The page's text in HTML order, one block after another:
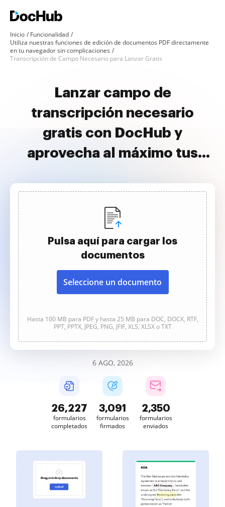
Inicio
Funcionalidad
Utiliza nuestras funciones de edición de documentos PDF directamente
en tu navegador sin complicaciones
Transcripción de Campo Necesario para Lanzar Gratis
Lanzar campo de
transcripción necesario
gratis con DocHub y
aprovecha al máximo tus
Pulsa aquí para cargar los
documentos
Seleccione un documento
Hasta 100 MB para PDF y hasta 25 MB para DOC, DOCX, RTF,
PPT, PPTX, JPEG, PNG, JFIF, XLS, XLSX o TXT
6 AGO, 2026
26,228
formularios
completados
3,091
formularios
firmados
2,350
formularios
enviados